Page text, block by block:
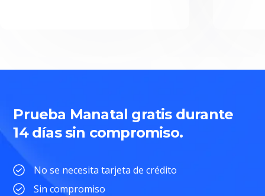
Prueba Manatal gratis durante
14 días sin compromiso.
No se necesita tarjeta de crédito
Sin compromiso